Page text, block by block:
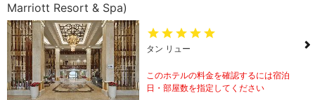
Marriott Resort & Spa)
タン リュー
このホテルの料金を確認するには宿泊
日・部屋数を指定してください